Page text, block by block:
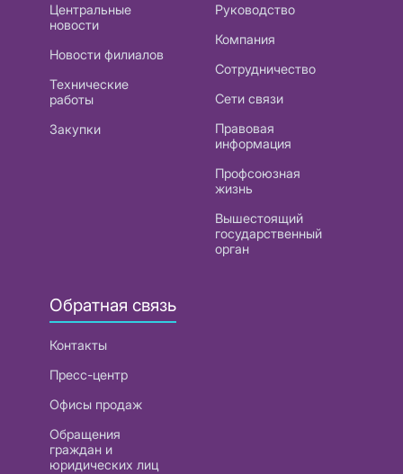
Центральные
новости
Новости филиалов
Технические
работы
Закупки
Руководство
Компания
Сотрудничество
Сети связи
Правовая
информация
Профсоюзная
жизнь
Вышестоящий
государственный
орган
Обратная связь
Контакты
Пресс-центр
Офисы продаж
Обращения
граждан и
юридических лиц